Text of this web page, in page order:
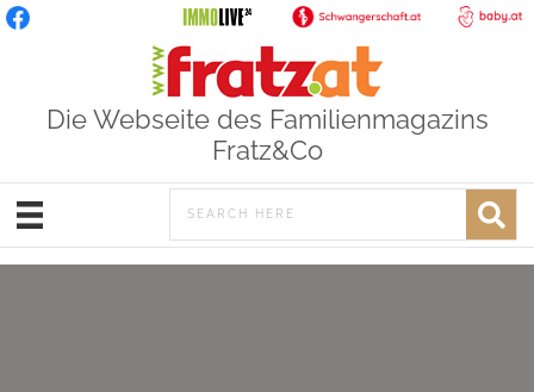
Die Webseite des Familienmagazins
Fratz&Co